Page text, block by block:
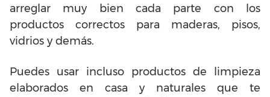
arreglar muy bien cada parte con los
productos correctos para maderas, pisos,
vidrios y demás.
Puedes usar incluso productos de limpieza
elaborados en casa y naturales que te